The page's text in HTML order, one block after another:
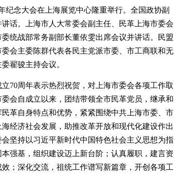
纪念大会在上海展览中心隆重举行。全国政协副
话。上海市人大常委会副主任、民革上海市委会
统战部常务副部长董依雯出席会议并讲话。民盟
会主委陈群代表各民主党派市委、市工商联和无
翟骏主持会议。
70周年表示热烈祝贺，对上海市委会各项工作取
会自成立以来，团结带领全市民革党员，继承和
革自身特点和优势，紧紧围绕中共上海市委、市
经济社会发展，助推改革开放和现代化建设作出
坚持以习近平新时代中国特色社会主义思想为指
强基，组织建设迈上新台阶；认真履职，建言资
；深化交流，祖统工作谱写新篇章，开创各项工